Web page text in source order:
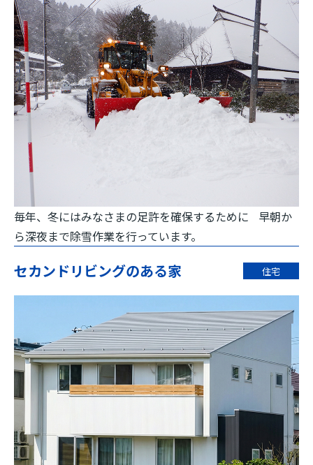
毎年、冬にはみなさまの足許を確保するために 早朝か
ら深夜まで除雪作業を行っています。
セカンドリビングのある家 住宅